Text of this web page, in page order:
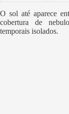
O sol até aparece
cobertura de
temporais isolados.